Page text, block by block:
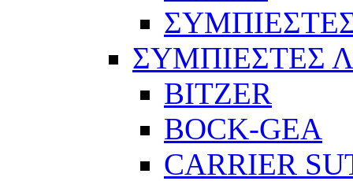
ΣΥΜΠΙΕΣΤΕΣ
BITZER
BOCK-GEA
CARRIER